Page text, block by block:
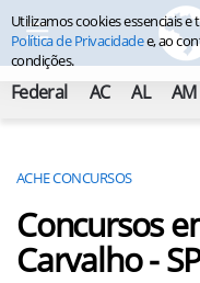
Federal AC AL AM
ACHE CONCURSOS
Concursos
Carvalho - SP
Utilizamos cookies essenciais
Política de Privacidadee, ao
condições.